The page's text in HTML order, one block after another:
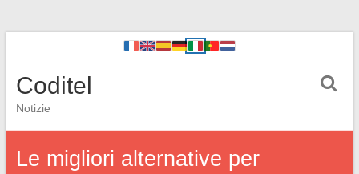
Coditel
Notizie
Le migliori alternative per